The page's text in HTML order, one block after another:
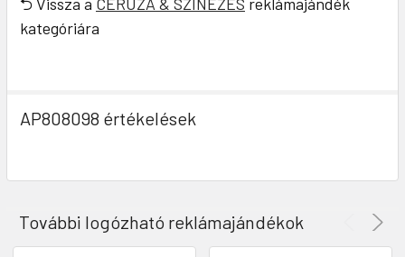
⮌ Vissza a CERUZA & SZÍNEZÉS reklámajándék
kategóriára
AP808098 értékelések
További logózható reklámajándékok